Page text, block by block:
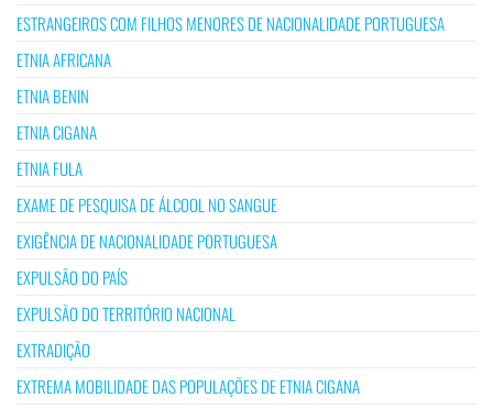
ESTRANGEIROS COM FILHOS MENORES DE NACIONALIDADE PORTUGUESA
ETNIA AFRICANA
ETNIA BENIN
ETNIA CIGANA
ETNIA FULA
EXAME DE PESQUISA DE ÁLCOOL NO SANGUE
EXIGÊNCIA DE NACIONALIDADE PORTUGUESA
EXPULSÃO DO PAÍS
EXPULSÃO DO TERRITÓRIO NACIONAL
EXTRADIÇÃO
EXTREMA MOBILIDADE DAS POPULAÇÕES DE ETNIA CIGANA